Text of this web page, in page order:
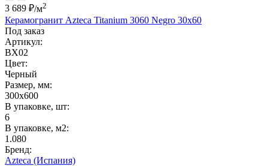
3 689 ₽/м2
Керамогранит Azteca Titanium 3060 Negro 30x60
Под заказ
Артикул:
BX02
Цвет:
Черный
Размер, мм:
300x600
В упаковке, шт:
6
В упаковке, м2:
1.080
Бренд:
Azteca (Испания)